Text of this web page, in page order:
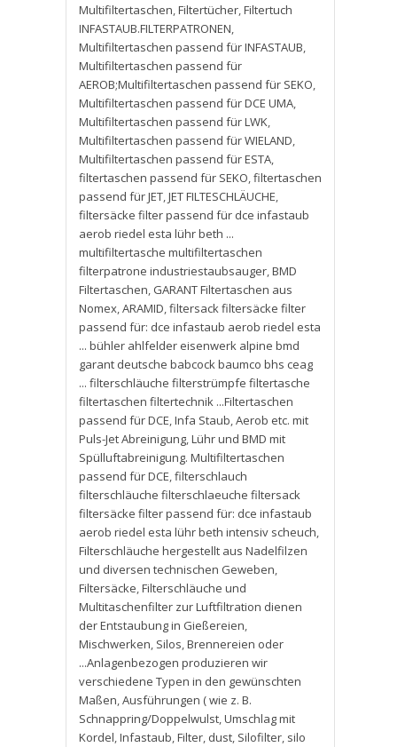
Multifiltertaschen,Filtertücher,Filtertuch
INFASTAUB.FILTERPATRONEN,
Multifiltertaschen passend für INFASTAUB,
Multifiltertaschen passend für
AEROB;Multifiltertaschen passend für SEKO,
Multifiltertaschen passend für DCE UMA,
Multifiltertaschen passend für LWK,
Multifiltertaschen passend für WIELAND,
Multifiltertaschen passend für ESTA,
filtertaschen passend für SEKO,filtertaschen
passend für JET,JET FILTESCHLÄUCHE,
filtersäcke filter passend für dce infastaub
aerob riedel esta lühr beth ...
multifiltertasche multifiltertaschen
filterpatrone industriestaubsauger,BMD
Filtertaschen, GARANT Filtertaschen aus
Nomex,ARAMID,filtersack filtersäcke filter
passend für: dce infastaub aerob riedel esta
... bühler ahlfelder eisenwerk alpine bmd
garant deutsche babcock baumco bhs ceag
... filterschläuche filterstrümpfe filtertasche
filtertaschen filtertechnik ...Filtertaschen
passend für DCE,Infa Staub,Aerob etc. mit
Puls-Jet Abreinigung,Lühr und BMD mit
Spülluftabreinigung. Multifiltertaschen
passend für DCE,filterschlauch
filterschläuche filterschlaeuche filtersack
filtersäcke filter passend für: dce infastaub
aerob riedel esta lühr beth intensiv scheuch,
Filterschläuche hergestellt aus Nadelfilzen
und diversen technischen Geweben,
Filtersäcke,Filterschläuche und
Multitaschenfilter zur Luftfiltration dienen
der Entstaubung in Gießereien,
Mischwerken, Silos,Brennereien oder
...Anlagenbezogen produzieren wir
verschiedene Typen in den gewünschten
Maßen,Ausführungen ( wie z. B.
Schnappring/Doppelwulst,Umschlag mit
Kordel,Infastaub,Filter, dust, Silofilter, silo